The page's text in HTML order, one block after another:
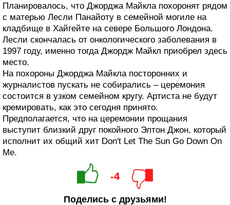
Планировалось, что Джорджа Майкла похоронят рядом
с матерью Лесли Панайоту в семейной могиле на
кладбище в Хайгейте на севере Большого Лондона.
Лесли скончалась от онкологического заболевания в
1997 году, именно тогда Джордж Майкл приобрел здесь
место.
На похороны Джорджа Майкла посторонних и
журналистов пускать не собирались – церемония
состоится в узком семейном кругу. Артиста не будут
кремировать, как это сегодня принято.
Предполагается, что на церемонии прощания
выступит близкий друг покойного Элтон Джон, который
исполнит их общий хит Don't Let The Sun Go Down On
Me.
-4
Поделись с друзьями!